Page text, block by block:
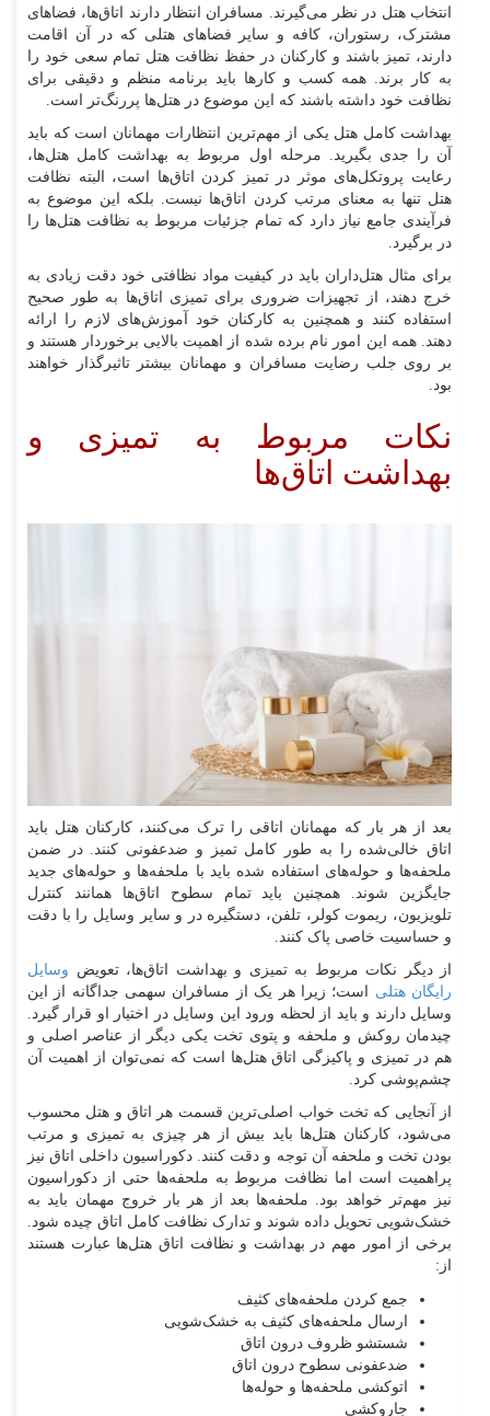
انتخاب هتل در نظر می‌گیرند. مسافران انتظار دارند اتاق‌ها، فضاهای
مشترک، رستوران، کافه و سایر فضاهای هتلی که در آن اقامت
دارند، تمیز باشند و کارکنان در حفظ نظافت هتل تمام سعی خود را
به کار برند. همه کسب و کارها باید برنامه منظم و دقیقی برای
نظافت خود داشته باشند که این موضوع در هتل‌ها پررنگ‌تر است.
بهداشت کامل هتل یکی از مهم‌ترین انتظارات مهمانان است که باید
آن را جدی بگیرید. مرحله اول مربوط به بهداشت کامل هتل‌ها،
رعایت پروتکل‌های موثر در تمیز کردن اتاق‌ها است، البته نظافت
هتل تنها به معنای مرتب کردن اتاق‌ها نیست. بلکه این موضوع به
فرآیندی جامع نیاز دارد که تمام جزئیات مربوط به نظافت هتل‌ها را
در برگیرد.
برای مثال هتل‌داران باید در کیفیت مواد نظافتی خود دقت زیادی به
خرج دهند، از تجهیزات ضروری برای تمیزی اتاق‌ها به طور صحیح
استفاده کنند و همچنین به کارکنان خود آموزش‌های لازم را ارائه
دهند. همه این امور نام برده شده از اهمیت بالایی برخوردار هستند و
بر روی جلب رضایت مسافران و مهمانان بیشتر تاثیرگذار خواهند
بود.
نکات مربوط به تمیزی و
بهداشت اتاق‌ها
بعد از هر بار که مهمانان اتاقی را ترک می‌کنند، کارکنان هتل باید
اتاق خالی‌شده را به طور کامل تمیز و ضدعفونی کنند. در ضمن
ملحفه‌ها و حوله‌های استفاده شده باید با ملحفه‌ها و حوله‌های جدید
جایگزین شوند. همچنین باید تمام سطوح اتاق‌ها همانند کنترل‌
تلویزیون، ریموت کولر، تلفن، دستگیره در و سایر وسایل را با دقت
و حساسیت خاصی پاک کنند.
از دیگر نکات مربوط به تمیزی و بهداشت اتاق‌ها، تعویض وسایل
رایگان هتلی است؛ زیرا هر یک از مسافران سهمی جداگانه از این
وسایل دارند و باید از لحظه ورود این وسایل در اختیار او قرار گیرد.
چیدمان روکش و ملحفه و پتوی تخت یکی دیگر از عناصر اصلی و
هم در تمیزی و پاکیزگی اتاق هتل‌ها است که نمی‌توان از اهمیت آن
چشم‌پوشی کرد.
از آنجایی که تخت خواب اصلی‌ترین قسمت هر اتاق و هتل محسوب
می‌شود، کارکنان هتل‌ها باید بیش از هر چیزی به تمیزی و مرتب
بودن تخت و ملحفه آن توجه و دقت کنند. دکوراسیون داخلی اتاق نیز
پراهمیت است اما نظافت مربوط به ملحفه‌ها حتی از دکوراسیون
نیز مهم‌تر خواهد بود. ملحفه‌ها بعد از هر بار خروج مهمان باید به
خشک‌شویی تحویل داده شوند و تدارک نظافت کامل اتاق چیده شود.
برخی از امور مهم در بهداشت و نظافت اتاق هتل‌ها عبارت هستند
از:
جمع کردن ملحفه‌های کثیف
ارسال ملحفه‌های کثیف به خشک‌شویی
شستشو ظروف درون اتاق
ضدعفونی سطوح درون اتاق
اتوکشی ملحفه‌ها و حوله‌ها
جاروکشی